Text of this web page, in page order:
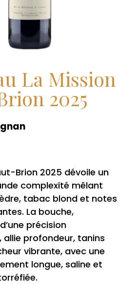
La Mission
2025
Brion 2025 dévoile un
complexité mêlant
tabac blond et notes
La bouche,
précision
allie profondeur, tanins
vibrante, avec une
longue, saline et